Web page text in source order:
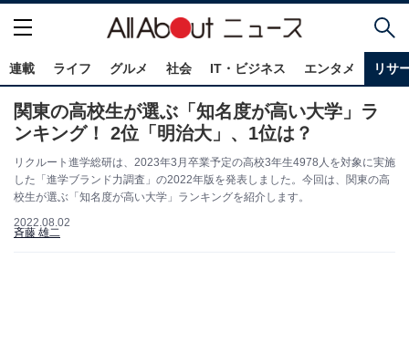
連載 ライフ グルメ 社会 IT・ビジネス エンタメ リサ
関東の高校生が選ぶ「知名度が高い大学」ラ
ンキング！ 2位「明治大」、1位は？
リクルート進学総研は、2023年3月卒業予定の高校3年生4978人を対象に実施
した「進学ブランド力調査」の2022年版を発表しました。今回は、関東の高
校生が選ぶ「知名度が高い大学」ランキングを紹介します。
2022.08.02
斉藤 雄二